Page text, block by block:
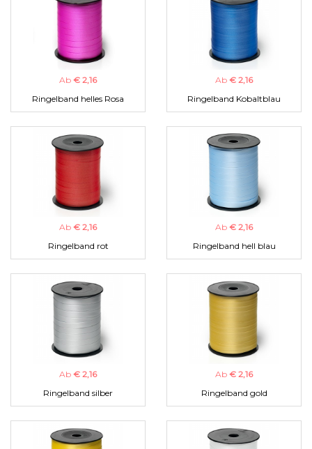
Ab € 2,16
Ringelband helles Rosa
Ab € 2,16
Ringelband Kobaltblau
Ab € 2,16
Ringelband rot
Ab € 2,16
Ringelband hell blau
Ab € 2,16
Ringelband silber
Ab € 2,16
Ringelband gold